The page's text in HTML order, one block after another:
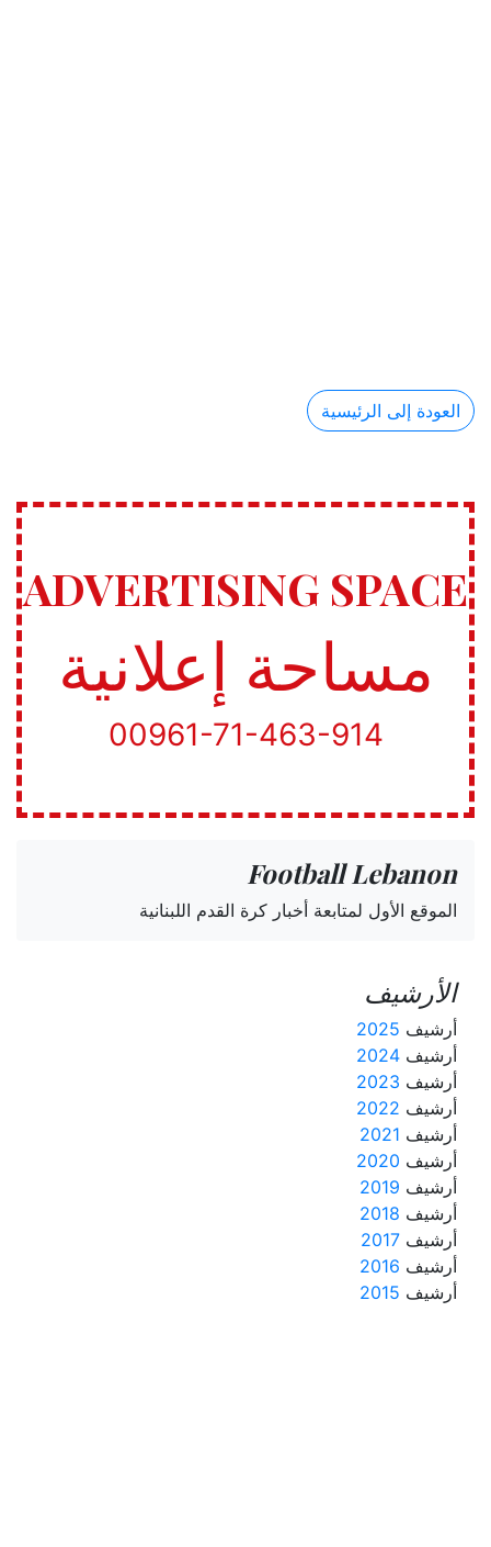
العودة إلى الرئيسية
ADVERTISING SPACE
مساحة إعلانية
00961-71-463-914
Football Lebanon
الموقع الأول لمتابعة أخبار كرة القدم اللبنانية
الأرشيف
أرشيف 2025
أرشيف 2024
أرشيف 2023
أرشيف 2022
أرشيف 2021
أرشيف 2020
أرشيف 2019
أرشيف 2018
أرشيف 2017
أرشيف 2016
أرشيف 2015